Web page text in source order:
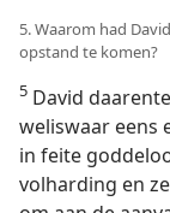
5. Waarom had
opstand te komen?
5 David
weliswaar eens
in feite
volharding en